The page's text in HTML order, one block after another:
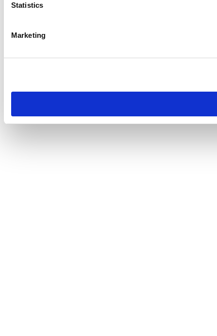
Statistics
Marketing